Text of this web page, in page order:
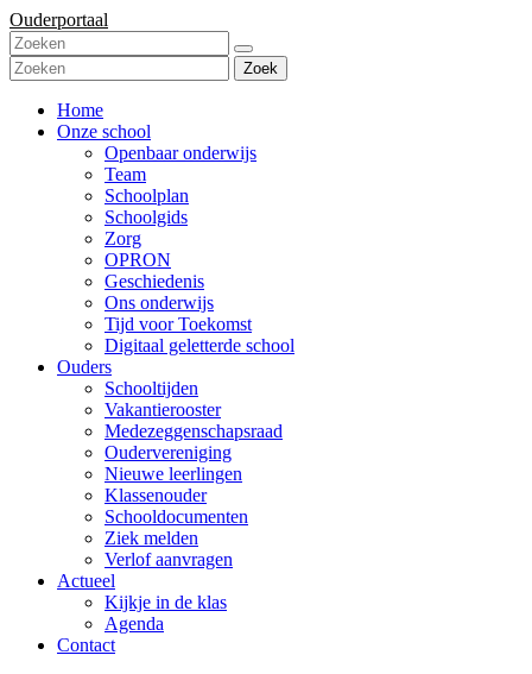
Ouderportaal
Zoek
Home
Onze school
Openbaar onderwijs
Team
Schoolplan
Schoolgids
Zorg
OPRON
Geschiedenis
Ons onderwijs
Tijd voor Toekomst
Digitaal geletterde school
Ouders
Schooltijden
Vakantierooster
Medezeggenschapsraad
Oudervereniging
Nieuwe leerlingen
Klassenouder
Schooldocumenten
Ziek melden
Verlof aanvragen
Actueel
Kijkje in de klas
Agenda
Contact